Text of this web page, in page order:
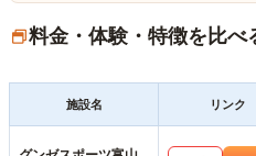
料金・体験・特徴を比べ
施設名 リンク